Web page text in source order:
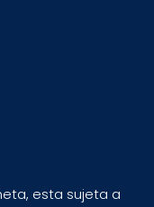
esta sujeta a